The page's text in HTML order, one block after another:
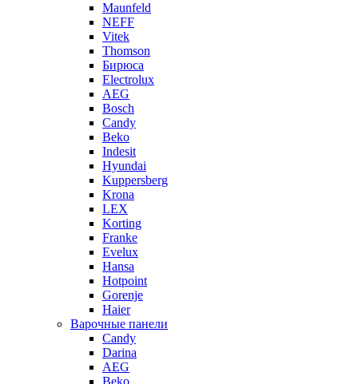
Maunfeld
NEFF
Vitek
Thomson
Бирюса
Electrolux
AEG
Bosch
Candy
Beko
Indesit
Hyundai
Kuppersberg
Krona
LEX
Korting
Franke
Evelux
Hansa
Hotpoint
Gorenje
Haier
Варочные панели
Candy
Darina
AEG